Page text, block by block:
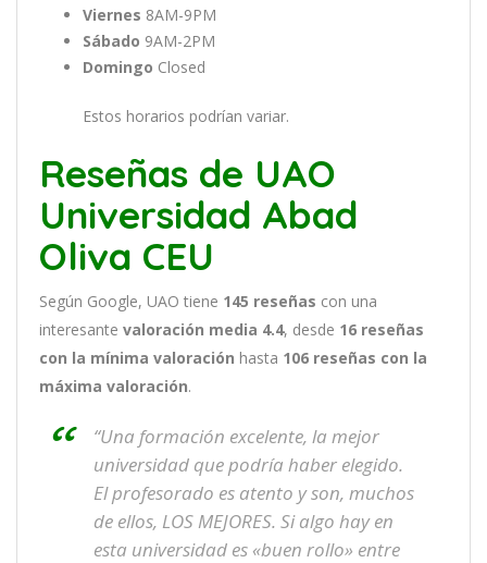
Viernes 8AM-9PM
Sábado 9AM-2PM
Domingo Closed
Estos horarios podrían variar.
Reseñas de UAO
Universidad Abad
Oliva CEU
Según Google, UAO tiene 145 reseñas con una
interesante valoración media 4.4, desde 16 reseñas
con la mínima valoración hasta 106 reseñas con la
máxima valoración.
“Una formación excelente, la mejor
universidad que podría haber elegido.
El profesorado es atento y son, muchos
de ellos, LOS MEJORES. Si algo hay en
esta universidad es «buen rollo» entre